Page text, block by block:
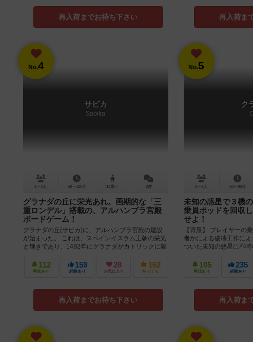
再入荷までお待ち下さい 再入荷ま
No.4
サビカ
Sabika
1～4人 60～120分 14歳～ 2件
グラナダの丘に栄光あれ。画期的な「三
重ロンデル」搭載の、アルハンブラ宮殿
ボードゲーム！
グラナダの丘(サビカ)に、アルハンブラ宮殿の建設
が始まった。 これは、スペインイスラム王朝の栄光
と輝きであり、1492年にグラナダがカトリックに陥
112
興味あり
159
経験あり
28
お気に入り
162
持ってる
再入荷までお待ち下さい
No.5
ク
2～4人 60～90分
未知の惑星で３機
乗員ポッドを回収
せよ！
【背景】 プレイヤーの
者かによる破壊工作に
ついた未知の惑星に不
105
興味あり
235
経験あり
再入荷ま